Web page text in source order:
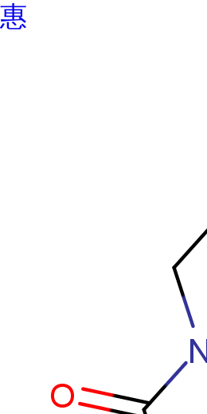
惠